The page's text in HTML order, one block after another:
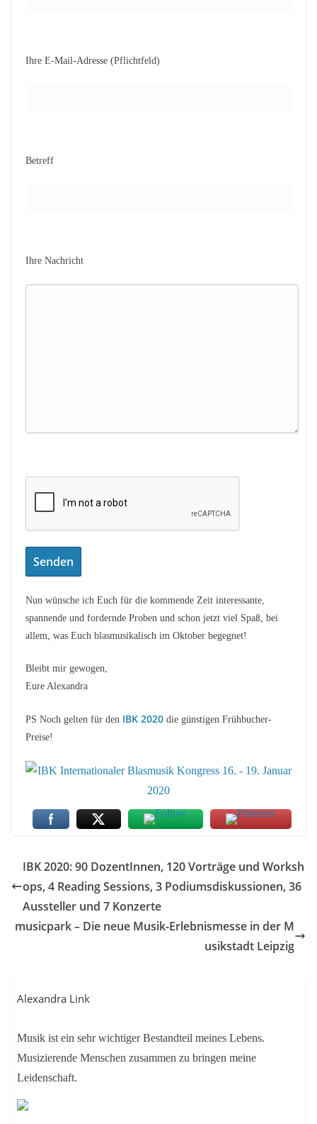
Ihre E-Mail-Adresse (Pflichtfeld)
Betreff
Ihre Nachricht
Nun wünsche ich Euch für die kommende Zeit interessante,
spannende und fordernde Proben und schon jetzt viel Spaß, bei
allem, was Euch blasmusikalisch im Oktober begegnet!
Bleibt mir gewogen,
Eure Alexandra
PS Noch gelten für den IBK 2020 die günstigen Frühbucher-
Preise!
IBK 2020: 90 DozentInnen, 120 Vorträge und Worksh
ops, 4 Reading Sessions, 3 Podiumsdiskussionen, 36
Aussteller und 7 Konzerte
musicpark – Die neue Musik-Erlebnismesse in der M
usikstadt Leipzig
Alexandra Link
Musik ist ein sehr wichtiger Bestandteil meines Lebens.
Musizierende Menschen zusammen zu bringen meine
Leidenschaft.